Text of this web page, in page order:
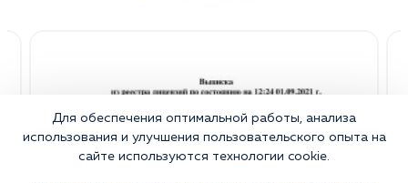
Для обеспечения оптимальной работы, анализа
использования и улучшения пользовательского опыта на
сайте используются технологии cookie.